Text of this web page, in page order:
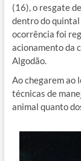
(16), o resgate
dentro do quintal
ocorrência foi
acionamento da
Algodão.
Ao chegarem ao
técnicas de
animal quanto